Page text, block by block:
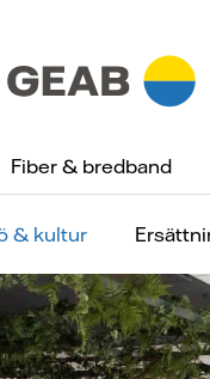
Fiber & bredband
& kultur